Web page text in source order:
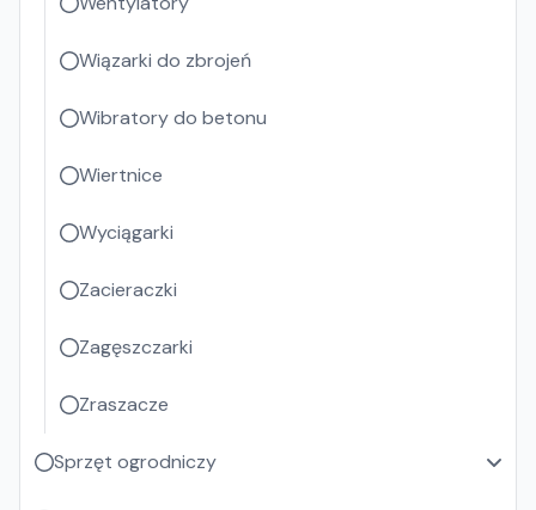
Wiązarki do zbrojeń
Wibratory do betonu
Wiertnice
Wyciągarki
Zacieraczki
Zagęszczarki
Zraszacze
Sprzęt ogrodniczy